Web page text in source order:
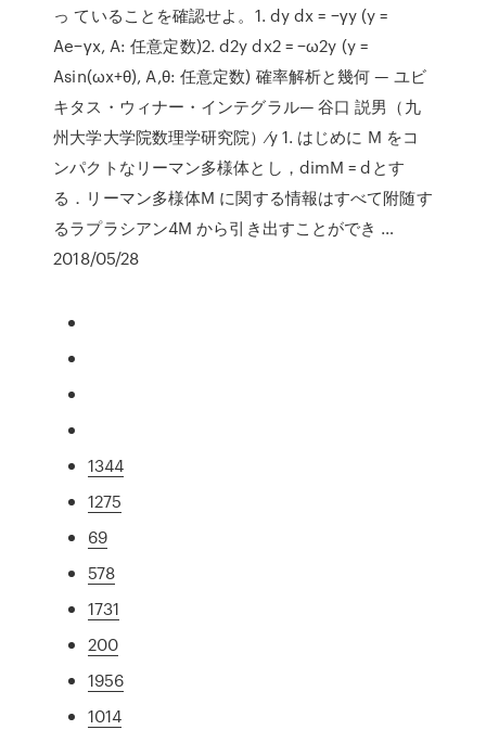
っ ていることを確認せよ。1. dy dx = −γy (y =
Ae−γx, A: 任意定数)2. d2y dx2 = −ω2y (y =
Asin(ωx+θ), A,θ: 任意定数) 確率解析と幾何 — ユビ
キタス・ウィナー・インテグラル— 谷口 説男（九
州大学大学院数理学研究院）⁄y 1. はじめに M をコ
ンパクトなリーマン多様体とし，dimM = dとす
る．リーマン多様体M に関する情報はすべて附随す
るラプラシアン4M から引き出すことができ …
2018/05/28
1344
1275
69
578
1731
200
1956
1014